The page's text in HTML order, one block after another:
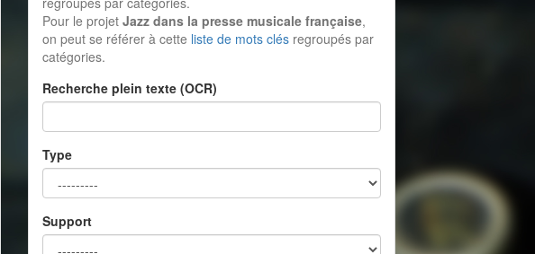
Pour le projet Jazz dans la presse musicale française,
on peut se référer à cette liste de mots clés regroupés par
catégories.
Recherche plein texte (OCR)
Type
Support